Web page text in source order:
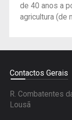
de 40 anos a
agricultura (de
Contactos Gerais
R. Combatentes
Lousã